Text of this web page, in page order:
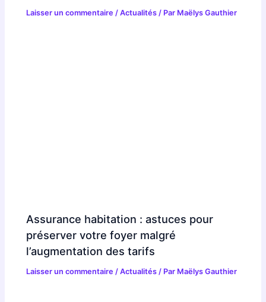
Laisser un commentaire /Actualités / Par Maëlys Gauthier
Assurance habitation : astuces pour
préserver votre foyer malgré
l’augmentation des tarifs
Laisser un commentaire /Actualités / Par Maëlys Gauthier